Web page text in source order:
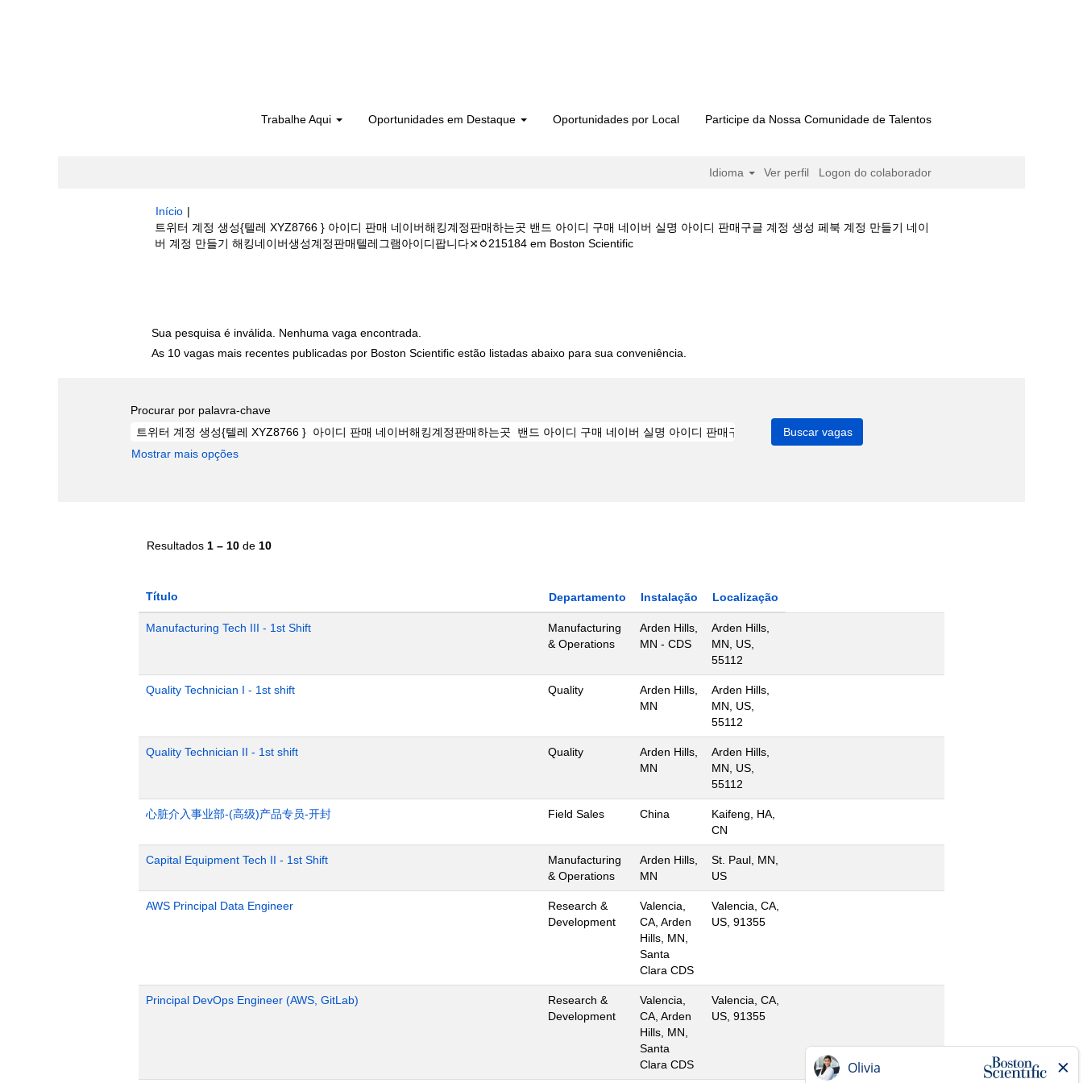
Trabalhe Aqui Oportunidades em Destaque Oportunidades por Local Participe da Nossa Comunidade de Talentos
Idioma Ver perfil Logon do colaborador
Início |
트위터 계정 생성{텔레 XYZ8766 } 아이디 판매 네이버해킹계정판매하는곳 밴드 아이디 구매 네이버 실명 아이디 판매구글 계정 생성 페북 계정 만들기 네이
버 계정 만들기 해킹네이버생성계정판매텔레그램아이디팝니다⤨⥁215184 em Boston Scientific(página
Sua pesquisa é inválida. Nenhuma vaga encontrada.
As 10 vagas mais recentes publicadas por Boston Scientific estão listadas abaixo para sua conveniência.
Procurar por palavra-chave
Mostrar mais opções
Resultados 1 – 10 de 10
Título Departamento Instalação Localização
Manufacturing Tech III - 1st Shift
Manufacturing
& Operations
Arden Hills,
MN - CDS
Arden Hills,
MN, US,
55112
Quality Technician I - 1st shift Quality
Arden Hills,
MN
Arden Hills,
MN, US,
55112
Quality Technician II - 1st shift Quality
Arden Hills,
MN
Arden Hills,
MN, US,
55112
心脏介入事业部-(高级)产品专员-开封 Field Sales China
Kaifeng, HA,
CN
Capital Equipment Tech II - 1st Shift
Manufacturing
& Operations
Arden Hills,
MN
St. Paul, MN,
US
AWS Principal Data Engineer
Research &
Development
Valencia,
CA, Arden
Hills, MN,
Santa
Clara CDS
Valencia, CA,
US, 91355
Principal DevOps Engineer (AWS, GitLab)
Research &
Development
Valencia,
CA, Arden
Hills, MN,
Santa
Clara CDS
Valencia, CA,
US, 91355